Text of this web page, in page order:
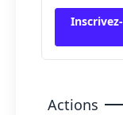
Actions